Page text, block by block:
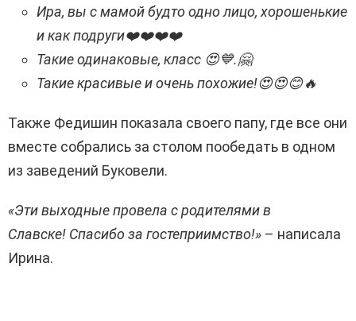
Ира, вы с мамой будто одно лицо, хорошенькие
и как подруги❤️❤️❤️❤️
Такие одинаковые, класс 😍💙.🤗
Такие красивые и очень похожие!😍😍😊🔥
Также Федишин показала своего папу, где все они
вместе собрались за столом пообедать в одном
из заведений Буковели.
«Эти выходные провела с родителями в
Славске! Спасибо за гостеприимство!» – написала
Ирина.